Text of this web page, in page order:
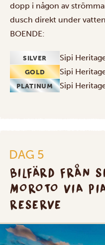
dopp i någon av
dusch direkt under
BOENDE:
SILVER Sipi
GOLD Sipi
PLATINUM Sipi
DAG 5
BILFÄRD FRÅN
MOROTO VIA
RESERVE